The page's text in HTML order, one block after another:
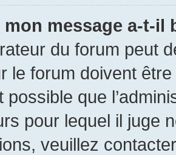
message a-t-il
du forum peut
le forum doivent
possible que
pour lequel il juge
veuillez